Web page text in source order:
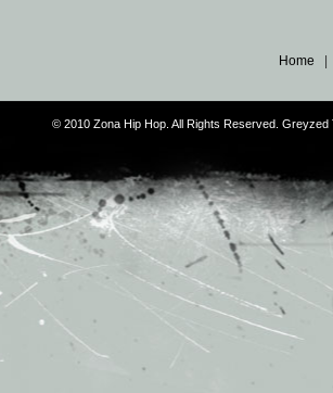
Home
© 2010 Zona Hip Hop. All Rights Reserved.